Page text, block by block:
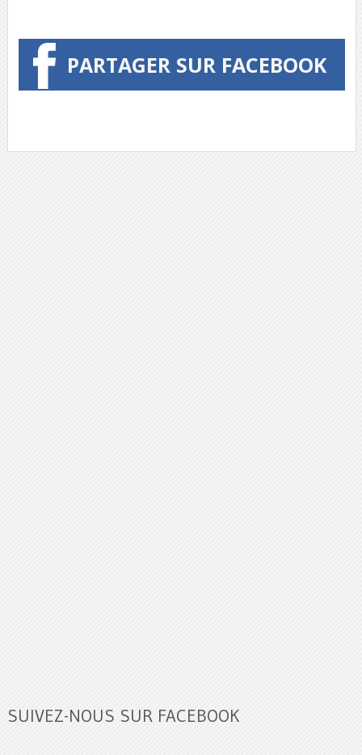
PARTAGER SUR FACEBOOK
SUIVEZ-NOUS SUR FACEBOOK